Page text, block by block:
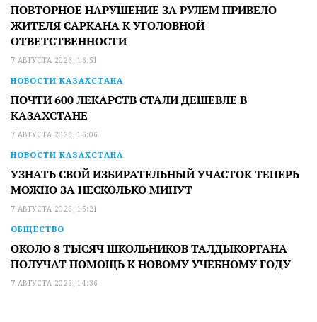
ПОВТОРНОЕ НАРУШЕНИЕ ЗА РУЛЕМ ПРИВЕЛО
ЖИТЕЛЯ САРКАНА К УГОЛОВНОЙ
ОТВЕТСТВЕННОСТИ
7 АВГУСТА 2026, 16:51
НОВОСТИ КАЗАХСТАНА
ПОЧТИ 600 ЛЕКАРСТВ СТАЛИ ДЕШЕВЛЕ В
КАЗАХСТАНЕ
7 АВГУСТА 2026, 16:06
НОВОСТИ КАЗАХСТАНА
УЗНАТЬ СВОЙ ИЗБИРАТЕЛЬНЫЙ УЧАСТОК ТЕПЕРЬ
МОЖНО ЗА НЕСКОЛЬКО МИНУТ
7 АВГУСТА 2026, 15:21
ОБЩЕСТВО
ОКОЛО 8 ТЫСЯЧ ШКОЛЬНИКОВ ТАЛДЫКОРГАНА
ПОЛУЧАТ ПОМОЩЬ К НОВОМУ УЧЕБНОМУ ГОДУ
7 АВГУСТА 2026, 14:36